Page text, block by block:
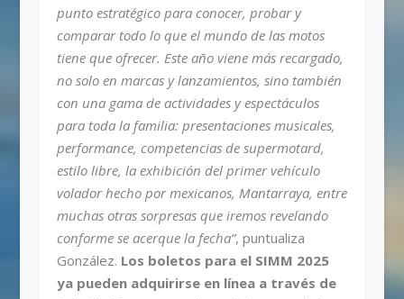
punto estratégico para conocer, probar y
comparar todo lo que el mundo de las motos
tiene que ofrecer. Este año viene más recargado,
no solo en marcas y lanzamientos, sino también
con una gama de actividades y espectáculos
para toda la familia: presentaciones musicales,
performance, competencias de supermotard,
estilo libre, la exhibición del primer vehículo
volador hecho por mexicanos, Mantarraya, entre
muchas otras sorpresas que iremos revelando
conforme se acerque la fecha”, puntualiza
González. Los boletos para el SIMM 2025
ya pueden adquirirse en línea a través de